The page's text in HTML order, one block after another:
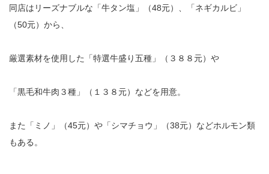
同店はリーズナブルな「牛タン塩」（48元）、「ネギカルビ」
（50元）から、
厳選素材を使用した「特選牛盛り五種」（３８８元）や
「黒毛和牛肉３種」（１３８元）などを用意。
また「ミノ」（45元）や「シマチョウ」（38元）などホルモン類
もある。